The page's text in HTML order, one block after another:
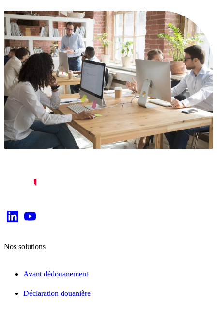
Nos solutions
Avant dédouanement
Déclaration douanière